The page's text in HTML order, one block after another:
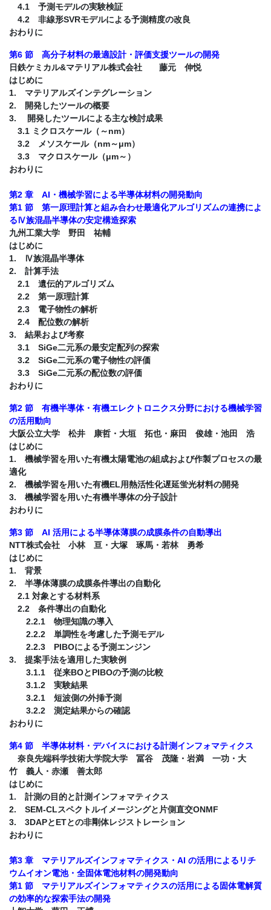
4.1 予測モデルの実験検証
4.2 非線形SVRモデルによる予測精度の改良
おわりに
第6 節 高分子材料の最適設計・評価支援ツールの開発
日鉄ケミカル&マテリアル株式会社 藤元 伸悦
はじめに
1. マテリアルズインテグレーション
2. 開発したツールの概要
3. 開発したツールによる主な検討成果
3.1 ミクロスケール（～nm）
3.2 メソスケール（nm～μm）
3.3 マクロスケール（μm～）
おわりに
第2 章 AI・機械学習による半導体材料の開発動向
第1 節 第一原理計算と組み合わせ最適化アルゴリズムの連携によ
るⅣ族混晶半導体の安定構造探索
九州工業大学 野田 祐輔
はじめに
1. Ⅳ族混晶半導体
2. 計算手法
2.1 遺伝的アルゴリズム
2.2 第一原理計算
2.3 電子物性の解析
2.4 配位数の解析
3. 結果および考察
3.1 SiGe二元系の最安定配列の探索
3.2 SiGe二元系の電子物性の評価
3.3 SiGe二元系の配位数の評価
おわりに
第2 節 有機半導体・有機エレクトロニクス分野における機械学習
の活用動向
大阪公立大学 松井 康哲・大垣 拓也・麻田 俊雄・池田 浩
はじめに
1. 機械学習を用いた有機太陽電池の組成および作製プロセスの最
適化
2. 機械学習を用いた有機EL用熱活性化遅延蛍光材料の開発
3. 機械学習を用いた有機半導体の分子設計
おわりに
第3 節 AI 活用による半導体薄膜の成膜条件の自動導出
NTT株式会社 小林 亘・大塚 琢馬・若林 勇希
はじめに
1. 背景
2. 半導体薄膜の成膜条件導出の自動化
2.1 対象とする材料系
2.2 条件導出の自動化
2.2.1 物理知識の導入
2.2.2 単調性を考慮した予測モデル
2.2.3 PIBOによる予測エンジン
3. 提案手法を適用した実験例
3.1.1 従来BOとPIBOの予測の比較
3.1.2 実験結果
3.2.1 短波側の外挿予測
3.2.2 測定結果からの確認
おわりに
第4 節 半導体材料・デバイスにおける計測インフォマティクス
奈良先端科学技術大学院大学 冨谷 茂隆・岩満 一功・大
竹 義人・赤瀬 善太郎
はじめに
1. 計測の目的と計測インフォマティクス
2. SEM-CLスペクトルイメージングと片側直交ONMF
3. 3DAPとETとの非剛体レジストレーション
おわりに
第3 章 マテリアルズインフォマティクス・AI の活用によるリチ
ウムイオン電池・全固体電池材料の開発動向
第1 節 マテリアルズインフォマティクスの活用による固体電解質
の効率的な探索手法の開発